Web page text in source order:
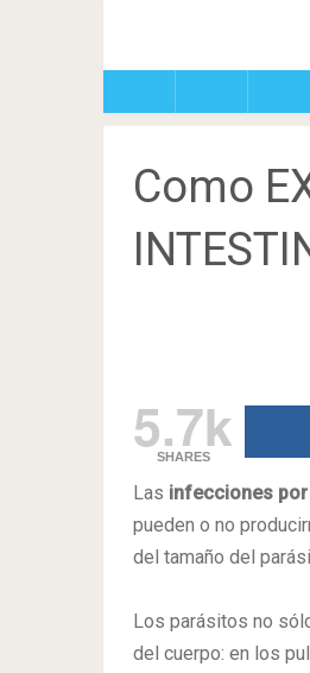
Como
5.7k
SHARES
Las infecciones
pueden o no
del tamaño del
Los parásitos no
del cuerpo: en los